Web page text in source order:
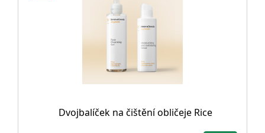
Dvojbalíček na čištění obličeje Rice